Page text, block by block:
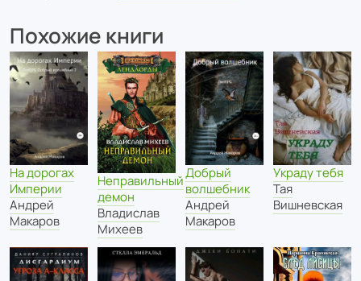
Похожие книги
На дорогах
Империи
Андрей
Макаров
Неправильный
демон
Владислав
Михеев
Добрый
волшебник
Андрей
Макаров
Украду тебя
Тая
Вишневская